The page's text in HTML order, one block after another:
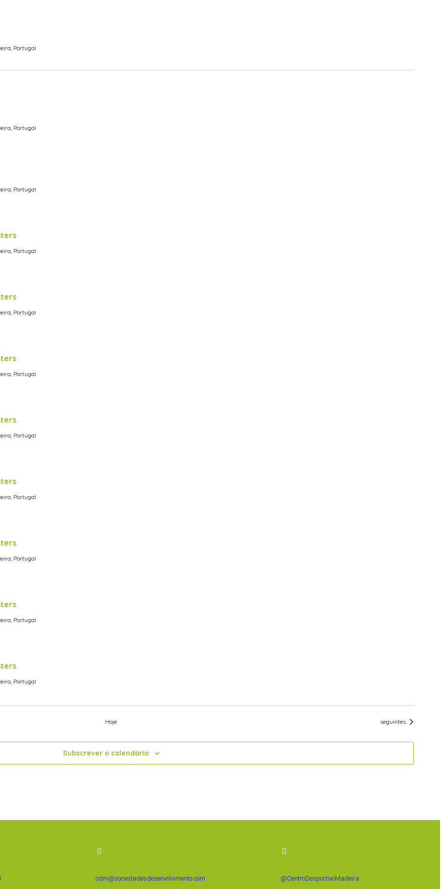
Portugal
Portugal
Portugal
Portugal
Portugal
Portugal
Portugal
Portugal
Portugal
Portugal
Portugal
Hoje Eventos
seguintes
Subscrever o calendário
cdm@sociedadesdesenvolvimento.com @CentroDesportivoMadeira